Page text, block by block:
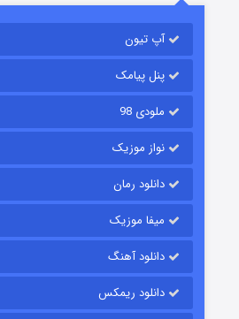
رویایی برای تو
قسمت
آپ تیون
پنل پیامک
ملودی 98
نواز موزیک
دانلود رمان
میفا موزیک
دانلود آهنگ
دانلود ریمکس